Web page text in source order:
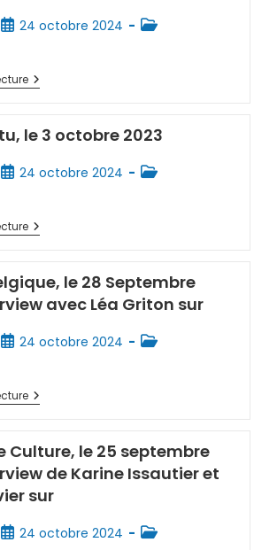
24 octobre 2024
le 3 octobre 2023
24 octobre 2024
le 28 Septembre
avec Léa Griton sur
24 octobre 2024
Culture, le 25 septembre
de Karine Issautier et
sur
24 octobre 2024